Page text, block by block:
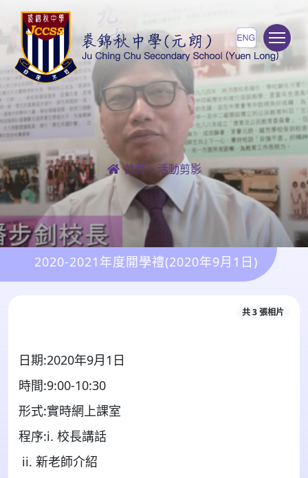
首頁 >活動剪影
2020-2021年度開學禮(2020年9月1日)
共 3 張相片
日期:2020年9月1日
時間:9:00-10:30
形式:實時網上課室
程序:i. 校長講話
ii. 新老師介紹